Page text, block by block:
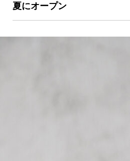
夏にオープン